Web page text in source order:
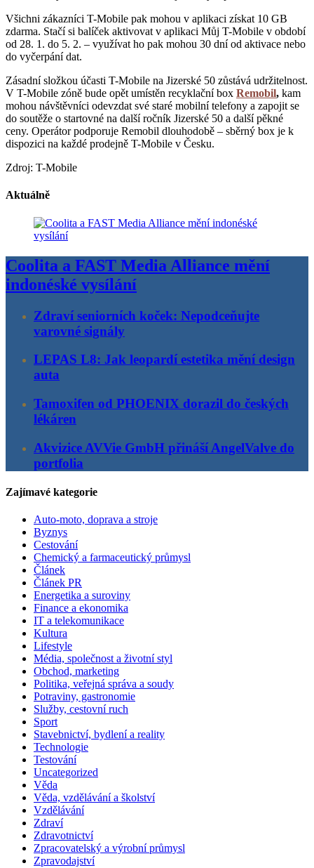
Všichni zákazníci T-Mobile pak mohou v aplikaci získat 10 GB
zdarma. Stačí si balíček aktivovat v aplikaci Můj T-Mobile v období
od 28. 1. do 5. 2. – využívat ho pak mohou 30 dní od aktivace nebo
do vyčerpání dat.
Zásadní složkou účasti T-Mobile na Jizerské 50 zůstává udržitelnost.
V T-Mobile zóně bude opět umístěn recyklační box Remobil, kam
mohou návštěvníci odevzdat své staré mobilní telefony a zapojit se
do soutěže o startovné na další ročník Jizerské 50 a další pěkné
ceny. Operátor podporuje Remobil dlouhodobě – sběrný box je k
dispozici na každé prodejně T-Mobile v Česku.
Zdroj: T-Mobile
Aktuálně
Coolita a FAST Media Alliance mění
indonéské vysílání
Zdraví seniorních koček: Nepodceňujte
varovné signály
LEPAS L8: Jak leopardí estetika mění design
auta
Tamoxifen od PHOENIX dorazil do českých
lékáren
Akvizice AVVie GmbH přináší AngelValve do
portfolia
Zajímavé kategorie
Auto-moto, doprava a stroje
Byznys
Cestování
Chemický a farmaceutický průmysl
Článek
Článek PR
Energetika a suroviny
Finance a ekonomika
IT a telekomunikace
Kultura
Lifestyle
Média, společnost a životní styl
Obchod, marketing
Politika, veřejná správa a soudy
Potraviny, gastronomie
Služby, cestovní ruch
Sport
Stavebnictví, bydlení a reality
Technologie
Testování
Uncategorized
Věda
Věda, vzdělávání a školství
Vzdělávání
Zdraví
Zdravotnictví
Zpracovatelský a výrobní průmysl
Zpravodajství